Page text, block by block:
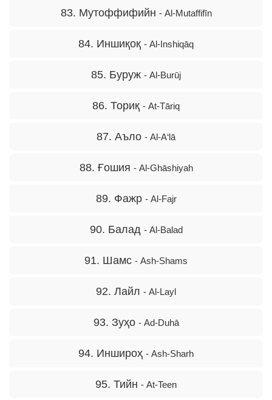
83. Мутоффифийн - Al-Mutaffifīn
84. Иншиқоқ - Al-Inshiqāq
85. Буруж - Al-Burūj
86. Ториқ - At-Tāriq
87. Аъло - Al-A‘lā
88. Ғошия - Al-Ghāshiyah
89. Фажр - Al-Fajr
90. Балад - Al-Balad
91. Шамс - Ash-Shams
92. Лайл - Al-Layl
93. Зуҳо - Ad-Duhā
94. Иншироҳ - Ash-Sharh
95. Тийн - At-Teen